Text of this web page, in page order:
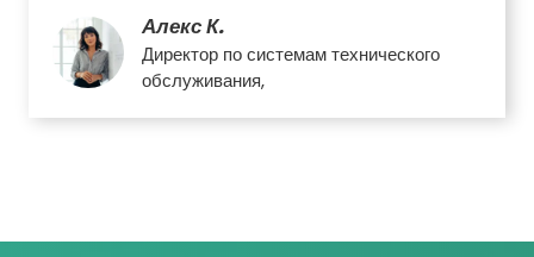
Алекс К.
Директор по системам технического
обслуживания,